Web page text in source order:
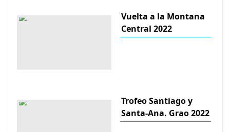
Vuelta a la Montana
Central 2022
Trofeo Santiago y
Santa-Ana. Grao 2022